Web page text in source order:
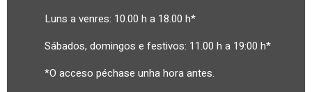
Luns a venres: 10.00 h a 18.00 h*
Sábados, domingos e festivos: 11.00 h a 19:00 h*
*O acceso péchase unha hora antes.